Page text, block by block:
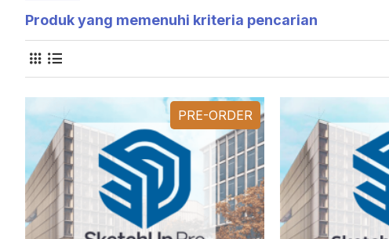
Produk yang memenuhi kriteria pencarian
PRE-ORDER